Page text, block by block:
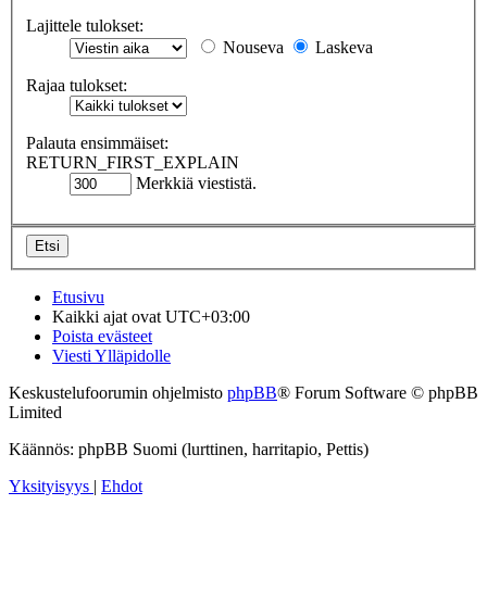
Lajittele tulokset:
Nouseva
Laskeva
Rajaa tulokset:
Palauta ensimmäiset:
RETURN_FIRST_EXPLAIN
Merkkiä viestistä.
Etusivu
Kaikki ajat ovat UTC+03:00
Poista evästeet
Viesti Ylläpidolle
Keskustelufoorumin ohjelmisto phpBB® Forum Software © phpBB
Limited
Käännös: phpBB Suomi (lurttinen, harritapio, Pettis)
Yksityisyys | Ehdot